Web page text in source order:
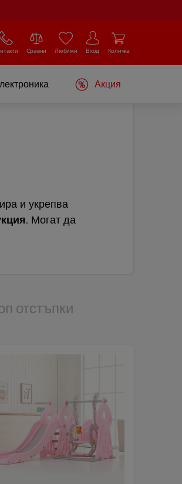
Сравни Любими Вход Количка
Акция
и укрепва
. Могат да
отстъпки